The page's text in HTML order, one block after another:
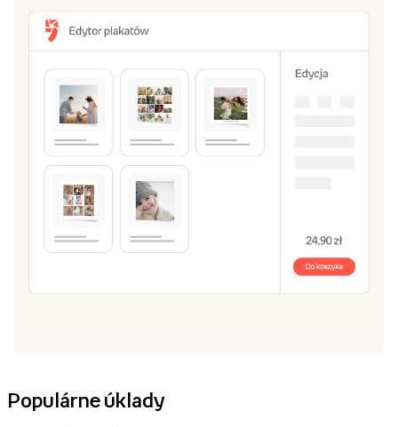
Populárne úklady